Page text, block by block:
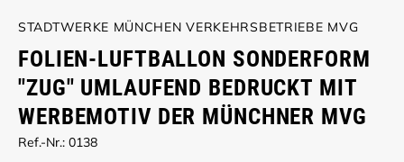
STADTWERKE MÜNCHEN VERKEHRSBETRIEBE MVG
FOLIEN-LUFTBALLON SONDERFORM
"ZUG" UMLAUFEND BEDRUCKT MIT
WERBEMOTIV DER MÜNCHNER MVG
Ref.-Nr.: 0138